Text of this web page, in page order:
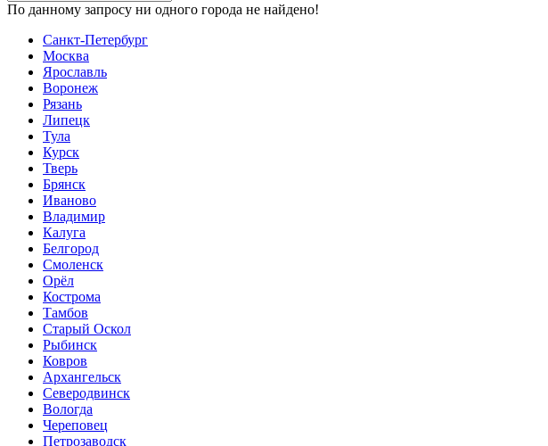
По данному запросу ни одного города не найдено!
Санкт-Петербург
Москва
Ярославль
Воронеж
Рязань
Липецк
Тула
Курск
Тверь
Брянск
Иваново
Владимир
Калуга
Белгород
Смоленск
Орёл
Кострома
Тамбов
Старый Оскол
Рыбинск
Ковров
Архангельск
Северодвинск
Вологда
Череповец
Петрозаводск